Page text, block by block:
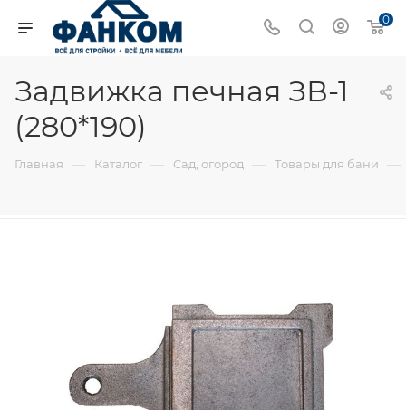
0
Задвижка печная ЗВ-1
(280*190)
Главная — Каталог — Сад, огород — Товары для бани —